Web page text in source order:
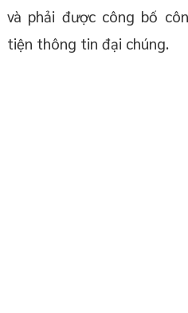
và phải được công bố
tiện thông tin đại chúng.